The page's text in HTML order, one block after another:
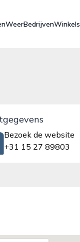
WeerBedrijvenWinkels
Bezoek de website
+31 15 27 89803